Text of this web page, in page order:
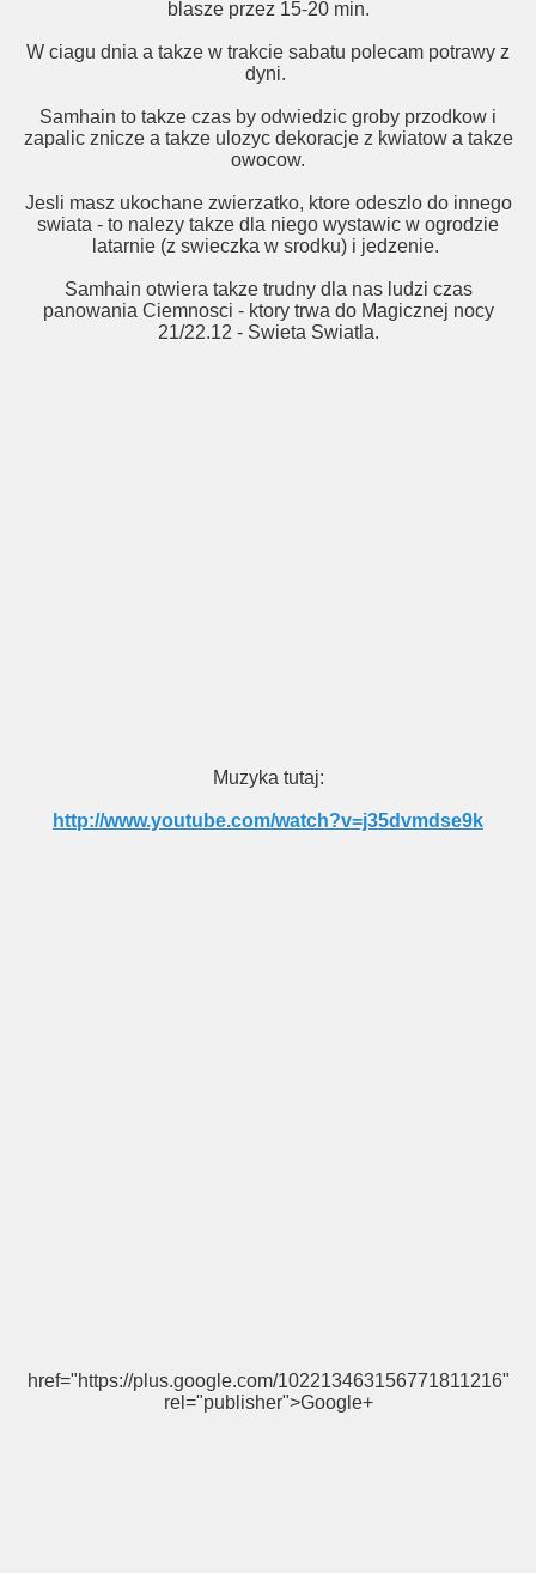
blasze przez 15-20 min.
W ciagu dnia a takze w trakcie sabatu polecam potrawy z
dyni.
Samhain to takze czas by odwiedzic groby przodkow i
zapalic znicze a takze ulozyc dekoracje z kwiatow a takze
owocow.
Jesli masz ukochane zwierzatko, ktore odeszlo do innego
swiata - to nalezy takze dla niego wystawic w ogrodzie
latarnie (z swieczka w srodku) i jedzenie.
Samhain otwiera takze trudny dla nas ludzi czas
panowania Ciemnosci - ktory trwa do Magicznej nocy
21/22.12 - Swieta Swiatla.
Muzyka tutaj:
http://www.youtube.com/watch?v=j35dvmdse9k
href="https://plus.google.com/102213463156771811216"
rel="publisher">Google+